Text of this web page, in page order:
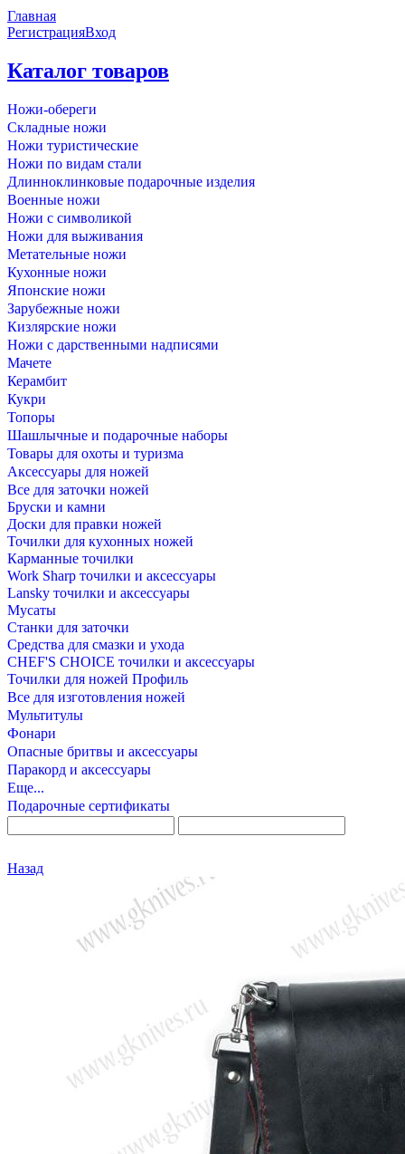
Главная
РегистрацияВход
Каталог товаров
Ножи-обереги
Складные ножи
Ножи туристические
Ножи по видам стали
Длинноклинковые подарочные изделия
Военные ножи
Ножи с символикой
Ножи для выживания
Метательные ножи
Кухонные ножи
Японские ножи
Зарубежные ножи
Кизлярские ножи
Ножи с дарственными надписями
Мачете
Керамбит
Кукри
Топоры
Шашлычные и подарочные наборы
Товары для охоты и туризма
Аксессуары для ножей
Все для заточки ножей
Бруски и камни
Доски для правки ножей
Точилки для кухонных ножей
Карманные точилки
Work Sharp точилки и аксессуары
Lansky точилки и аксессуары
Мусаты
Станки для заточки
Средства для смазки и ухода
CHEF'S CHOICE точилки и аксессуары
Точилки для ножей Профиль
Все для изготовления ножей
Мультитулы
Фонари
Опасные бритвы и аксессуары
Паракорд и аксессуары
Еще...
Подарочные сертификаты
Назад